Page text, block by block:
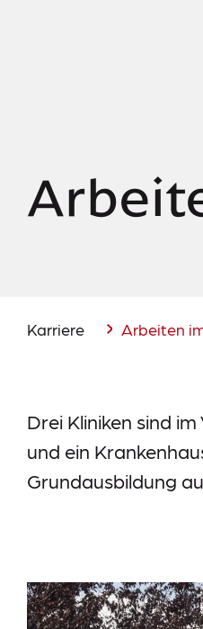
Karriere Arbeiten
Drei Kliniken sind
und ein
Grundausbildung